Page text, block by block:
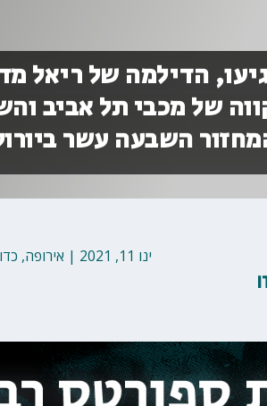
הדילמה של ריאל
של מכבי תל אביב
השבעה עשר
ינו 11, 2021 | אירופה,